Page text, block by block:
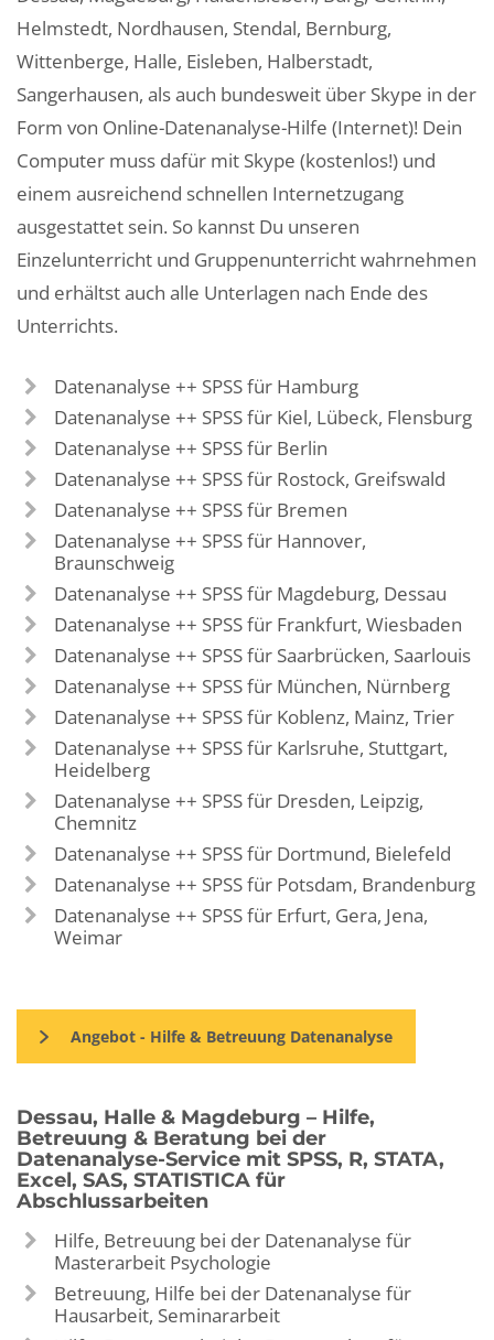
Helmstedt, Nordhausen, Stendal, Bernburg,
Wittenberge, Halle, Eisleben, Halberstadt,
Sangerhausen, als auch bundesweit über Skype in der
Form von Online-Datenanalyse-Hilfe (Internet)! Dein
Computer muss dafür mit Skype (kostenlos!) und
einem ausreichend schnellen Internetzugang
ausgestattet sein. So kannst Du unseren
Einzelunterricht und Gruppenunterricht wahrnehmen
und erhältst auch alle Unterlagen nach Ende des
Unterrichts.
Datenanalyse ++ SPSS für Hamburg
Datenanalyse ++ SPSS für Kiel, Lübeck, Flensburg
Datenanalyse ++ SPSS für Berlin
Datenanalyse ++ SPSS für Rostock, Greifswald
Datenanalyse ++ SPSS für Bremen
Datenanalyse ++ SPSS für Hannover,
Braunschweig
Datenanalyse ++ SPSS für Magdeburg, Dessau
Datenanalyse ++ SPSS für Frankfurt, Wiesbaden
Datenanalyse ++ SPSS für Saarbrücken, Saarlouis
Datenanalyse ++ SPSS für München, Nürnberg
Datenanalyse ++ SPSS für Koblenz, Mainz, Trier
Datenanalyse ++ SPSS für Karlsruhe, Stuttgart,
Heidelberg
Datenanalyse ++ SPSS für Dresden, Leipzig,
Chemnitz
Datenanalyse ++ SPSS für Dortmund, Bielefeld
Datenanalyse ++ SPSS für Potsdam, Brandenburg
Datenanalyse ++ SPSS für Erfurt, Gera, Jena,
Weimar
Angebot - Hilfe & Betreuung Datenanalyse
Dessau, Halle & Magdeburg – Hilfe,
Betreuung & Beratung bei der
Datenanalyse-Service mit SPSS, R, STATA,
Excel, SAS, STATISTICA für
Abschlussarbeiten
Hilfe, Betreuung bei der Datenanalyse für
Masterarbeit Psychologie
Betreuung, Hilfe bei der Datenanalyse für
Hausarbeit, Seminararbeit